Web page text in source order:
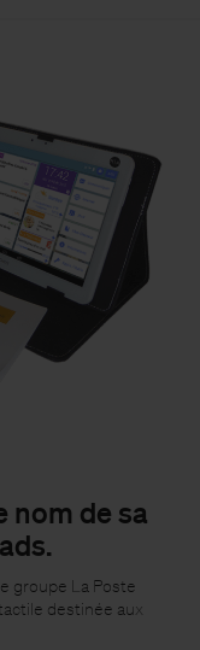
nom de sa
groupe La Poste
destinée aux